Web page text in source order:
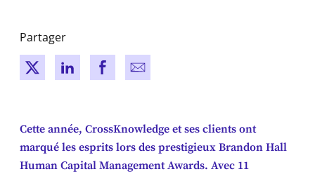
Partager
New windowNew window
New windowNew window
Cette année, CrossKnowledge et ses clients ont
marqué les esprits lors des prestigieux Brandon Hall
Human Capital Management Awards. Avec 11